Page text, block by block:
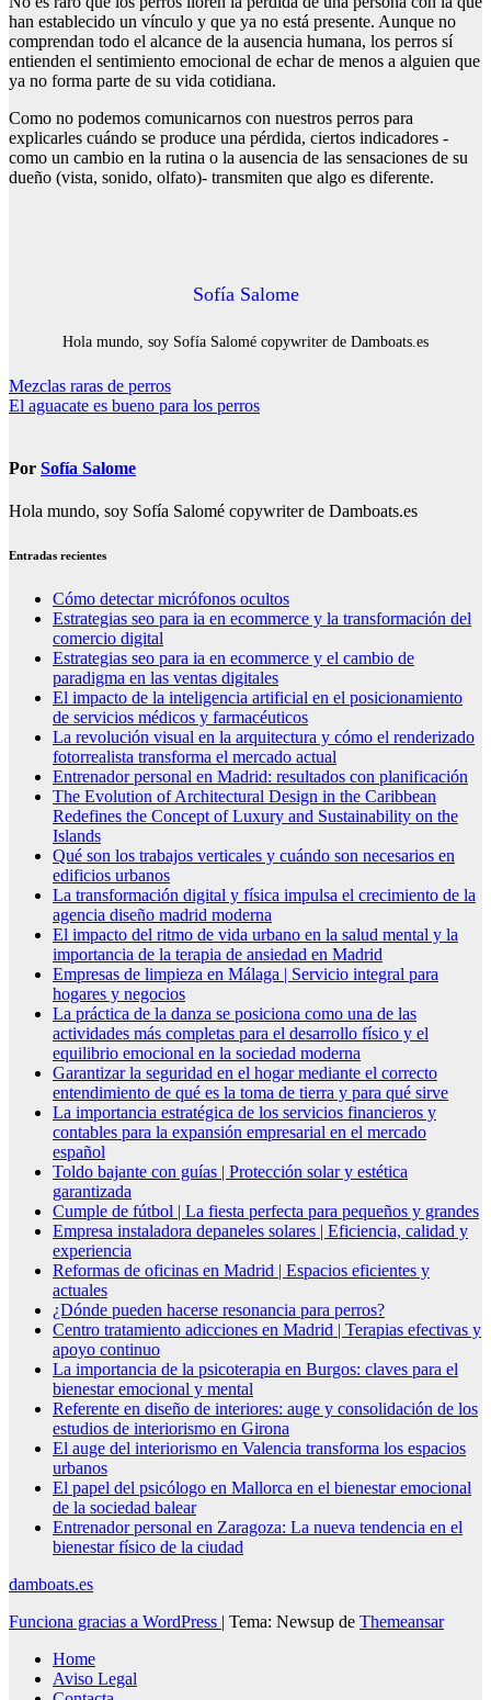
han establecido un vínculo y que ya no está presente. Aunque no
comprendan todo el alcance de la ausencia humana, los perros sí
entienden el sentimiento emocional de echar de menos a alguien que
ya no forma parte de su vida cotidiana.
Como no podemos comunicarnos con nuestros perros para
explicarles cuándo se produce una pérdida, ciertos indicadores -
como un cambio en la rutina o la ausencia de las sensaciones de su
dueño (vista, sonido, olfato)- transmiten que algo es diferente.
Sofía Salome
Hola mundo, soy Sofía Salomé copywriter de Damboats.es
Navegación
de
Mezclas raras de perros
El aguacate es bueno para los perros
Por Sofía Salome
Hola mundo, soy Sofía Salomé copywriter de Damboats.es
Entradas recientes
Cómo detectar micrófonos ocultos
Estrategias seo para ia en ecommerce y la transformación del
comercio digital
Estrategias seo para ia en ecommerce y el cambio de
paradigma en las ventas digitales
El impacto de la inteligencia artificial en el posicionamiento
de servicios médicos y farmacéuticos
La revolución visual en la arquitectura y cómo el renderizado
fotorrealista transforma el mercado actual
Entrenador personal en Madrid: resultados con planificación
The Evolution of Architectural Design in the Caribbean
Redefines the Concept of Luxury and Sustainability on the
Islands
Qué son los trabajos verticales y cuándo son necesarios en
edificios urbanos
La transformación digital y física impulsa el crecimiento de la
agencia diseño madrid moderna
El impacto del ritmo de vida urbano en la salud mental y la
importancia de la terapia de ansiedad en Madrid
Empresas de limpieza en Málaga | Servicio integral para
hogares y negocios
La práctica de la danza se posiciona como una de las
actividades más completas para el desarrollo físico y el
equilibrio emocional en la sociedad moderna
Garantizar la seguridad en el hogar mediante el correcto
entendimiento de qué es la toma de tierra y para qué sirve
La importancia estratégica de los servicios financieros y
contables para la expansión empresarial en el mercado
español
Toldo bajante con guías | Protección solar y estética
garantizada
Cumple de fútbol | La fiesta perfecta para pequeños y grandes
Empresa instaladora depaneles solares | Eficiencia, calidad y
experiencia
Reformas de oficinas en Madrid | Espacios eficientes y
actuales
¿Dónde pueden hacerse resonancia para perros?
Centro tratamiento adicciones en Madrid | Terapias efectivas y
apoyo continuo
La importancia de la psicoterapia en Burgos: claves para el
bienestar emocional y mental
Referente en diseño de interiores: auge y consolidación de los
estudios de interiorismo en Girona
El auge del interiorismo en Valencia transforma los espacios
urbanos
El papel del psicólogo en Mallorca en el bienestar emocional
de la sociedad balear
Entrenador personal en Zaragoza: La nueva tendencia en el
bienestar físico de la ciudad
damboats.es
Funciona gracias a WordPress | Tema: Newsup de Themeansar
Home
Aviso Legal